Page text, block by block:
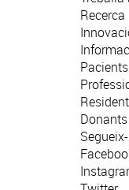
Recerca
Donants